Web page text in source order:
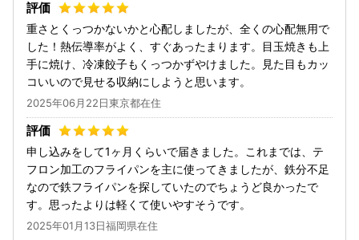
重さとくっつかないかと心配しましたが、全くの心配無用で
した！熱伝導率がよく、すぐあったまります。目玉焼きも上
手に焼け、冷凍餃子もくっつかずやけました。見た目もカッ
コいいので見せる収納にしようと思います。
2025年06月22日東京都在住
申し込みをして1ヶ月くらいで届きました。これまでは、テ
フロン加工のフライパンを主に使ってきましたが、鉄分不足
なので鉄フライパンを探していたのでちょうど良かったで
す。思ったよりは軽くて使いやすそうです。
2025年01月13日福岡県在住